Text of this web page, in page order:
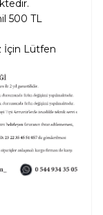
500 TL
İçin Lütfen